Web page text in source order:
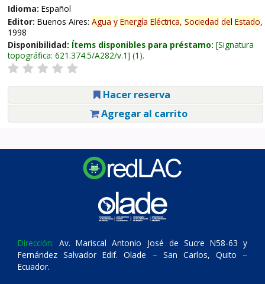
Idioma: Español
Editor: Buenos Aires: Agua y Energía Eléctrica, Sociedad del Estado,
1998
Disponibilidad: Ítems disponibles para préstamo: Signatura
topográfica: 621.374.5/A282/v.1 (1).
Hacer reserva
Agregar al carrito
Dirección: Av. Mariscal Antonio José de Sucre N58-63 y
Fernández Salvador Edif. Olade – San Carlos, Quito –
Ecuador.